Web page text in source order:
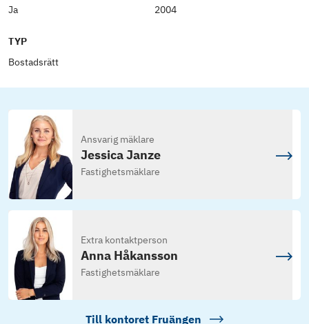
Ja
2004
TYP
Bostadsrätt
Ansvarig mäklare
Jessica Janze
Fastighetsmäklare
Extra kontaktperson
Anna Håkansson
Fastighetsmäklare
Till kontoret Fruängen